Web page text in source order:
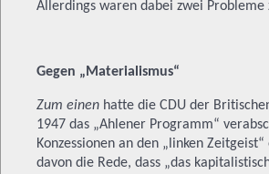
Allerdings waren dabei zwei Probleme
Gegen „Materialismus“
Zum einen hatte die CDU der
1947 das „Ahlener Programm“
Konzessionen an den „linken
davon die Rede, dass „das